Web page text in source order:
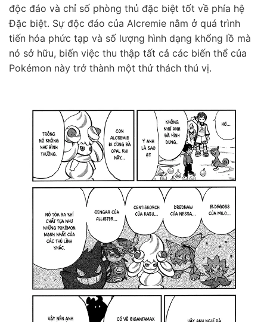
độc đáo và chỉ số phòng thủ đặc biệt tốt về phía hệ
Đặc biệt. Sự độc đáo của Alcremie nằm ở quá trình
tiến hóa phức tạp và số lượng hình dạng khổng lồ mà
nó sở hữu, biến việc thu thập tất cả các biến thể của
Pokémon này trở thành một thử thách thú vị.